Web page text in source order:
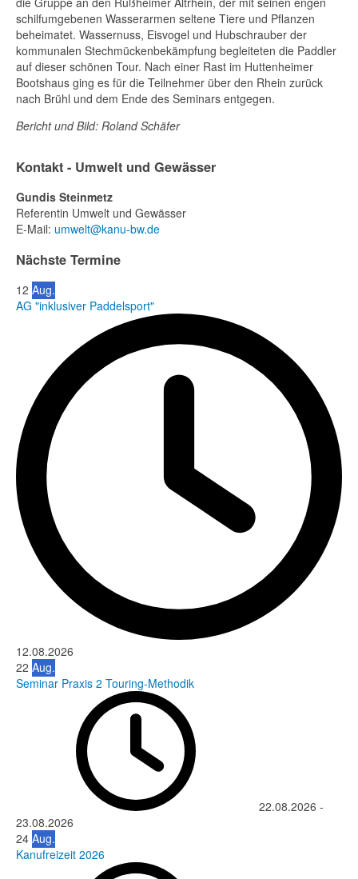
schilfumgebenen Wasserarmen seltene Tiere und Pflanzen
beheimatet. Wassernuss, Eisvogel und Hubschrauber der
kommunalen Stechmückenbekämpfung begleiteten die Paddler
auf dieser schönen Tour. Nach einer Rast im Huttenheimer
Bootshaus ging es für die Teilnehmer über den Rhein zurück
nach Brühl und dem Ende des Seminars entgegen.
Bericht und Bild: Roland Schäfer
Kontakt - Umwelt und Gewässer
Gundis Steinmetz
Referentin Umwelt und Gewässer
E-Mail: umwelt@kanu-bw.de
Nächste Termine
12 Aug.
AG "inklusiver Paddelsport"
12.08.2026
22 Aug.
Seminar Praxis 2 Touring-Methodik
22.08.2026 -
23.08.2026
24 Aug.
Kanufreizeit 2026